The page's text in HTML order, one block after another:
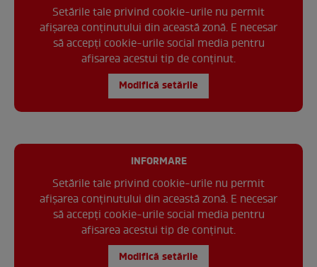
Setările tale privind cookie-urile nu permit
afișarea conținutului din această zonă. E necesar
să accepți cookie-urile social media pentru
afisarea acestui tip de conținut.
Modifică setările
INFORMARE
Setările tale privind cookie-urile nu permit
afișarea conținutului din această zonă. E necesar
să accepți cookie-urile social media pentru
afisarea acestui tip de conținut.
Modifică setările